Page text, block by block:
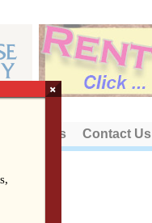
About Us Contact Us
×